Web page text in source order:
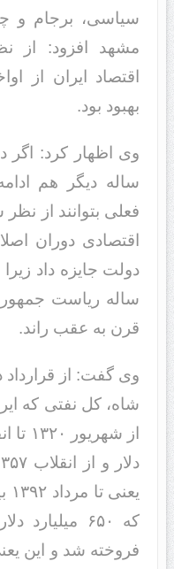
سیاسی، برجام و
مشهد افزود: از
اقتصاد ایران از
بهبود بود.
وی اظهار کرد: اگر
ساله دیگر هم
فعلی بتوانند از
اقتصادی دوران
دولت جایزه داد
ساله ریاست
قرن به عقب راند.
وی گفت: از
که ۶۵۰
فروخته شد و این